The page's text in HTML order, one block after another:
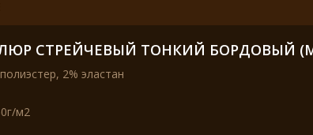
СТРЕЙЧЕВЫЙ ТОНКИЙ БОРДОВЫЙ
2% эластан
м2